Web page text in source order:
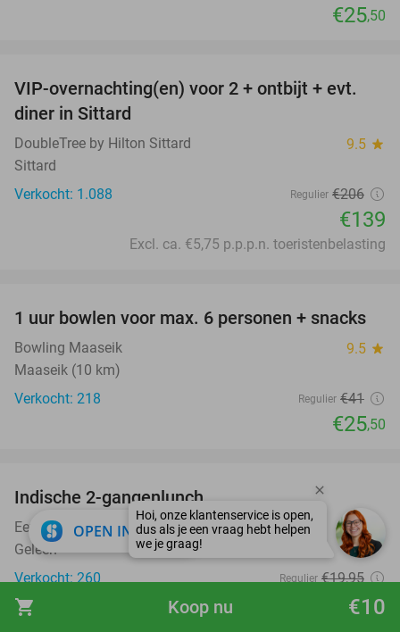
shopping_cart €10
Koop nu
€25,50
33%
VIP-overnachting(en) voor 2 + ontbijt + evt.
diner in Sittard
DoubleTree by Hilton Sittard 9.5 star
Sittard
Verkocht: 1.088
Regulier €206
€139
Excl. ca. €5,75 p.p.p.n. toeristenbelasting
38%
1 uur bowlen voor max. 6 personen + snacks
Bowling Maaseik 9.5 star
Maaseik (10 km)
Verkocht: 218
Regulier €41
€25,50
35%
Indische 2-gangenlunch
Eethuis Saté Indonesia 9.9
Geleen
Verkocht: 260
Regulier €19,95
€12,95
OPEN IN APP close